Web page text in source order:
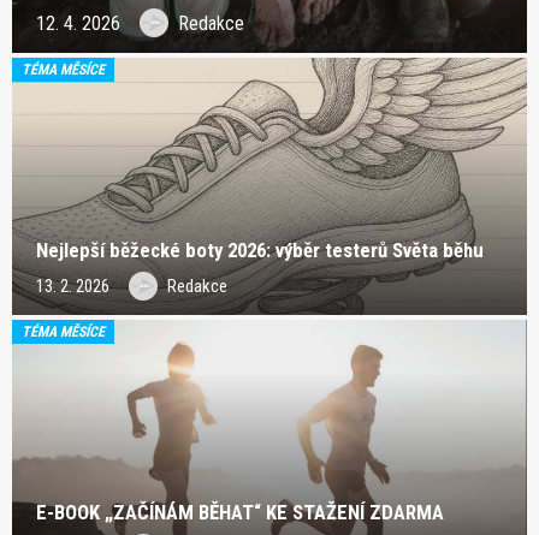
12. 4. 2026 Redakce
TÉMA MĚSÍCE
Nejlepší běžecké boty 2026: výběr testerů Světa běhu
13. 2. 2026 Redakce
TÉMA MĚSÍCE
E-BOOK „ZAČÍNÁM BĚHAT“ KE STAŽENÍ ZDARMA